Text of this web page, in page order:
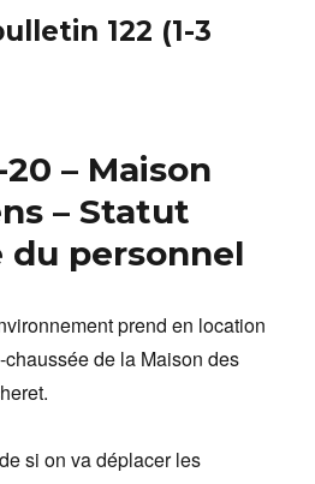
122 (1-3
20 – Maison
– Statut
du personnel
prend en location
de la Maison des
si on va déplacer les